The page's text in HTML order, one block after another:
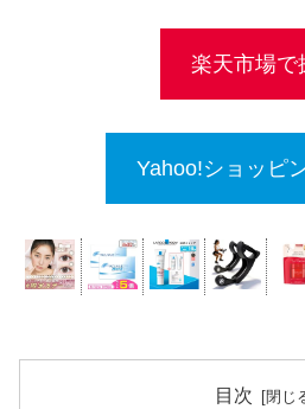
楽天市場で
Yahoo!ショッピ
目次